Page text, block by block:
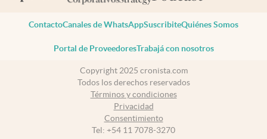
ContactoCanales de WhatsAppSuscribiteQuiénes Somos
Portal de ProveedoresTrabajá con nosotros
Copyright 2025 cronista.com
Todos los derechos reservados
Términos y condiciones
Privacidad
Consentimiento
Tel: +54 11 7078-3270